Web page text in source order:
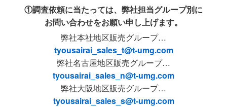
①調査依頼に当たっては、弊社担当グループ別に
お問い合わせをお願い申し上げます。
弊社本社地区販売グループ…
tyousairai_sales_t@t-umg.com
弊社名古屋地区販売グループ…
tyousairai_sales_n@t-umg.com
弊社大阪地区販売グループ…
tyousairai_sales_s@t-umg.com